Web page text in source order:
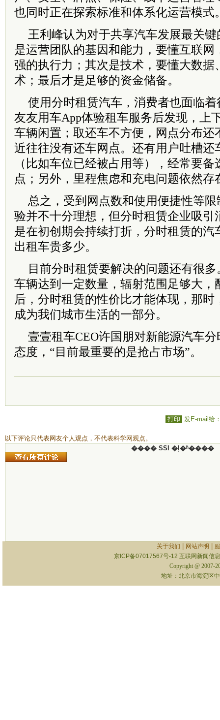
也同时正在探索标准和体系化运营模式
王利峰认为对于共享汽车发展最关
是运营团队的基因和能力，要懂互联网
强的执行力；其次是技术，要懂大数据
术；最后才是足够的资金储备。
使用分时租赁汽车，消费者也面临
友友用车App体验租车服务后发现，上
车辆闲置；取还车不方便，网点分布还
近往往没有还车网点。还有用户吐槽还
（比如车位已经被占用等），经常要
点；另外，里程焦虑和充电问题依然存
总之，受到网点数和使用便捷性等
验并不十分理想，但分时租赁企业吸引
是在初创期会持续打折，分时租赁的汽
出租车贵多少。
目前分时租赁要解决的问题还有很
车辆达到一定数量，辐射范围足够大，
后，分时租赁的性价比才能体现，那时
成为我们城市生活的一部分。
壹壹租车CEO许国朋对新能源汽车
态度，“目前最重要的是抢占市场”。
打印 发E-mail给
以下评论只代表网友个人观点，不代表科学网观点。
���� SSI �ļ�ʱ����
关于我们 网站声明
京ICP备07017567号-12 互联网新闻信
Copyright @ 2007-
地址：北京市海淀区